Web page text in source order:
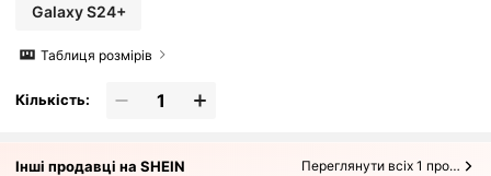
Galaxy S24+
Таблиця розмірів
Кількість:
Інші продавці на SHEIN Переглянути всіх 1 продавців